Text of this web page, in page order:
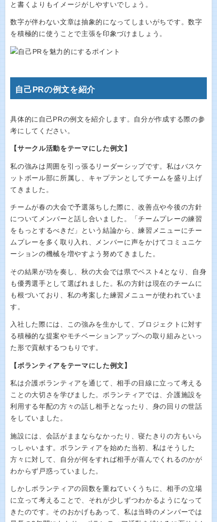
と書くよりもイメージがしやすいでしょう。
数字が伴わない文章は抽象的になってしまいがちです。数字
を積極的に使うことで主張を印象づけましょう。
自己PRの例文を紹介
具体的に自己PRの例文を紹介します。自分が作成する際の参
考にしてください。
【サークル活動をテーマにした例文】
私の強みは周囲を引っ張るリーダーシップです。私はバスケ
ットボール部に所属し、キャプテンとしてチームを盛り上げ
てきました。
チームが春の大会で予選落ちした際に、改善点や今後の方針
についてメンバーと話し合いました。「チームプレーの練習
をもっとするべきだ」という結論から、練習メニューにチー
ムプレーを多く取り入れ、メンバーに声をかけてコミュニケ
ーションの機械を増やすよう努めてきました。
その結果が功を奏し、秋の大会では県でベスト4となり、自身
も優秀選手として選ばれました。私の方針は現在のチームに
も根づいており、私の考案した練習メニューが使われていま
す。
入社した際には、この強みを生かして、プロジェクトに対す
る積極的な提案やモチベーションアップへの取り組みといっ
た形で貢献するつもりです。
【ボランティアをテーマにした例文】
私は介護ボランティアを通じて、相手の目線に立って考える
ことの大切さを学びました。ボランティアでは、介護施設を
利用する年配の方々の話し相手となったり、身の回りの世話
をしていました。
施設には、会話がままならなかったり、寝たきりの方もいら
っしゃいます。ボランティアを始めた当初、私はそうした
方々に対して、自分が何をすれば相手が喜んでくれるのかが
わからず戸惑っていました。
しかしボランティアの回数を重ねていくうちに、相手の立場
に立って考えることで、それが少しずつわかるようになって
きたのです。そのおかげもあって、私は当時のメンバーでは